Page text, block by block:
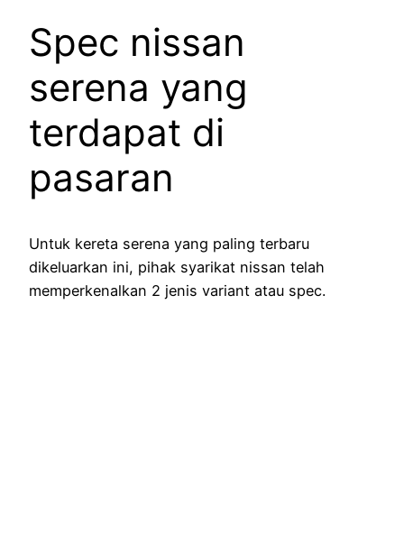
Spec nissan
serena yang
terdapat di
pasaran
Untuk kereta serena yang paling terbaru
dikeluarkan ini, pihak syarikat nissan telah
memperkenalkan 2 jenis variant atau spec.